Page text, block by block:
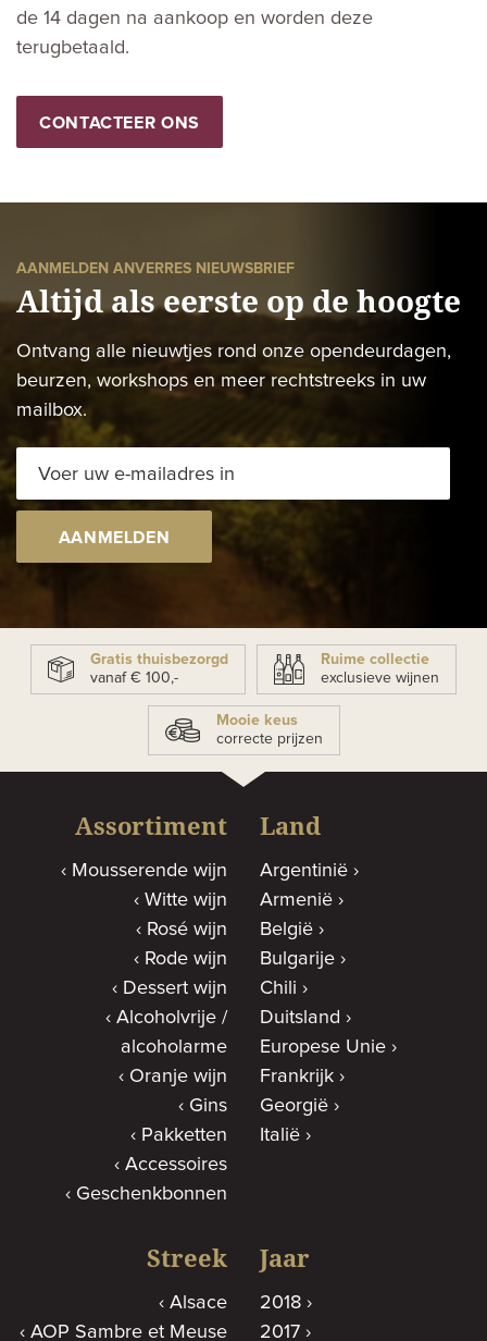
de 14 dagen na aankoop en worden deze
terugbetaald.
CONTACTEER ONS
AANMELDEN ANVERRES NIEUWSBRIEF
Altijd als eerste op de hoogte
Ontvang alle nieuwtjes rond onze opendeurdagen,
beurzen, workshops en meer rechtstreeks in uw
mailbox.
AANMELDEN
Gratis thuisbezorgd
vanaf € 100,-
Ruime collectie
exclusieve wijnen
Mooie keus
correcte prijzen
Assortiment
Mousserende wijn
Witte wijn
Rosé wijn
Rode wijn
Dessert wijn
Alcoholvrije /
alcoholarme
Oranje wijn
Gins
Pakketten
Accessoires
Geschenkbonnen
Land
Argentinië
Armenië
België
Bulgarije
Chili
Duitsland
Europese Unie
Frankrijk
Georgië
Italië
Streek
Alsace
AOP Sambre et Meuse
Jaar
2018
2017